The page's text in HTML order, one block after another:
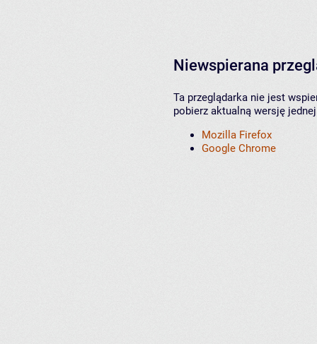
Niewspierana
Ta przeglądarka nie jest
pobierz aktualną wersję
Mozilla Firefox
Google Chrome